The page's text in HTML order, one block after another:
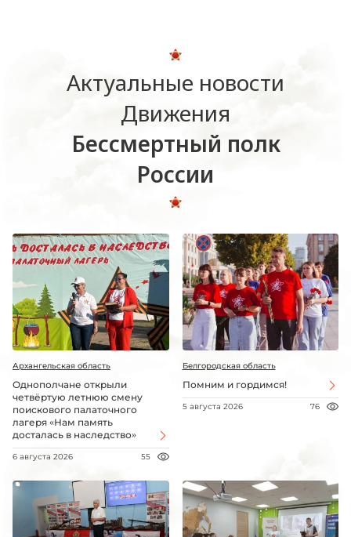
Актуальные новости
Движения
Бессмертный полк
России
Архангельская область
Однополчане открыли
четвёртую летнюю смену
поискового палаточного
лагеря «Нам память
досталась в наследство»
6 августа 2026 55
Белгородская область
Помним и гордимся!
5 августа 2026 76